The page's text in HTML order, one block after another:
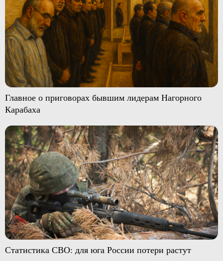
Главное о приговорах бывшим лидерам Нагорного
Карабаха
Статистика СВО: для юга России потери растут